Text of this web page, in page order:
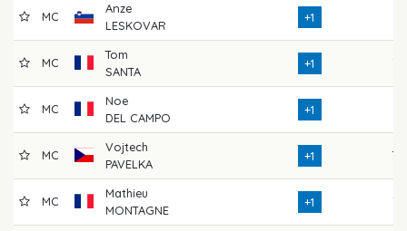
MC
Anze
LESKOVAR
+1
MC
Tom
SANTA
+1 73
MC
Noe
DEL CAMPO
+1
MC
Vojtech
PAVELKA
+1 70
MC
Mathieu
MONTAGNE
+1 72